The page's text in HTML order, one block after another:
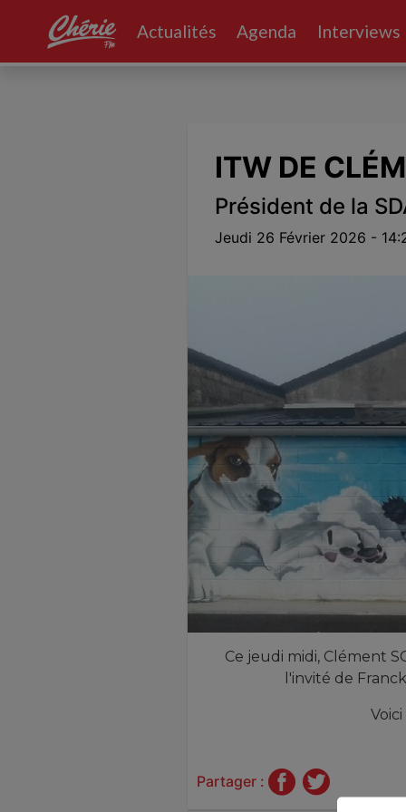
Actualités Agenda Interviews
ITW DE
Président de la
Jeudi 26 Février 2026 -
Ce jeudi midi, Clément
l'invité de
Partager :